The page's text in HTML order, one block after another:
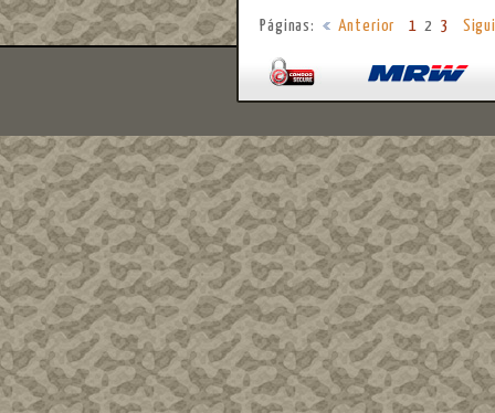
Páginas: Anterior 1 2 3